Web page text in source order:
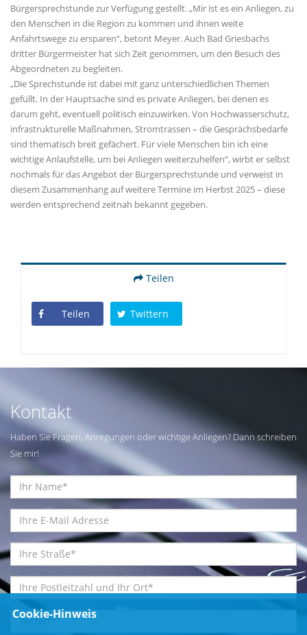
Bürgersprechstunde zur Verfügung gestellt. „Mir ist es ein Anliegen, zu
den Menschen in die Region zu kommen und ihnen weite
Anfahrtswege zu ersparen“, betont Meyer. Auch Bad Griesbachs
dritter Bürgermeister hat sich Zeit genommen, um den Besuch des
Abgeordneten zu begleiten.
Die Sprechstunde ist dabei mit ganz unterschiedlichen Themen
gefüllt. In der Hauptsache sind es private Anliegen, bei denen es
darum geht, eventuell politisch einzuwirken. Von Hochwasserschutz,
infrastrukturelle Maßnahmen, Stromtrassen – die Gesprächsbedarfe
sind thematisch breit gefächert. Für viele Menschen bin ich eine
wichtige Anlaufstelle, um bei Anliegen weiterzuhelfen“, wirbt er selbst
nochmals für das Angebot der Bürgersprechstunde und verweist in
diesem Zusammenhang auf weitere Termine im Herbst 2025 – diese
werden entsprechend zeitnah bekannt gegeben.
Teilen
Teilen Twittern
Kontakt
Haben Sie Fragen, Anregungen oder wichtige Anliegen? Dann schreiben
Sie mir!
Cookie-Hinweis